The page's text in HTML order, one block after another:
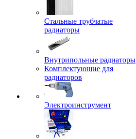
Стальные трубчатые
радиаторы
Внутрипольные радиаторы
Комплектующие для
радиаторов
Электроинструмент